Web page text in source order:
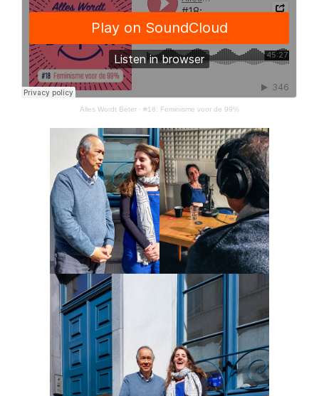
Alles Wordt Beter · #18: Feminisme voor de 99%